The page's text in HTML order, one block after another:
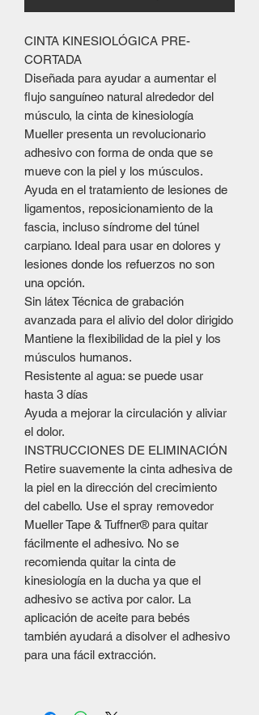
CINTA KINESIOLÓGICA PRE-
CORTADA
Diseñada para ayudar a aumentar el
flujo sanguíneo natural alrededor del
músculo, la cinta de kinesiología
Mueller presenta un revolucionario
adhesivo con forma de onda que se
mueve con la piel y los músculos.
Ayuda en el tratamiento de lesiones de
ligamentos, reposicionamiento de la
fascia, incluso síndrome del túnel
carpiano. Ideal para usar en dolores y
lesiones donde los refuerzos no son
una opción.
Sin látex Técnica de grabación
avanzada para el alivio del dolor dirigido
Mantiene la flexibilidad de la piel y los
músculos humanos.
Resistente al agua: se puede usar
hasta 3 días
Ayuda a mejorar la circulación y aliviar
el dolor.
INSTRUCCIONES DE ELIMINACIÓN
Retire suavemente la cinta adhesiva de
la piel en la dirección del crecimiento
del cabello. Use el spray removedor
Mueller Tape & Tuffner® para quitar
fácilmente el adhesivo. No se
recomienda quitar la cinta de
kinesiología en la ducha ya que el
adhesivo se activa por calor. La
aplicación de aceite para bebés
también ayudará a disolver el adhesivo
para una fácil extracción.